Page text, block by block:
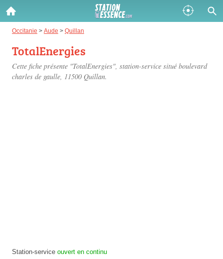
Occitanie > Aude > Quillan
TotalEnergies
Cette fiche présente "TotalEnergies", station-service situé boulevard
charles de gaulle, 11500 Quillan.
Station-service ouvert en continu
Gazole :
Disponible
SP 98 :